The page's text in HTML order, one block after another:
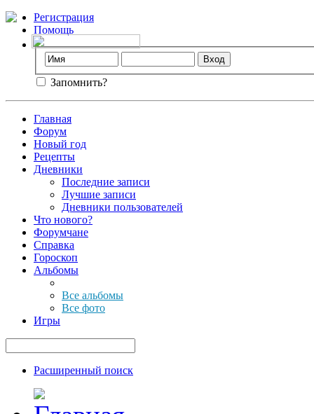
Регистрация
Помощь
Запомнить?
Главная
Форум
Новый год
Рецепты
Дневники
Последние записи
Лучшие записи
Дневники пользователей
Что нового?
Форумчане
Справка
Гороскоп
Альбомы
Все альбомы
Все фото
Игры
Расширенный поиск